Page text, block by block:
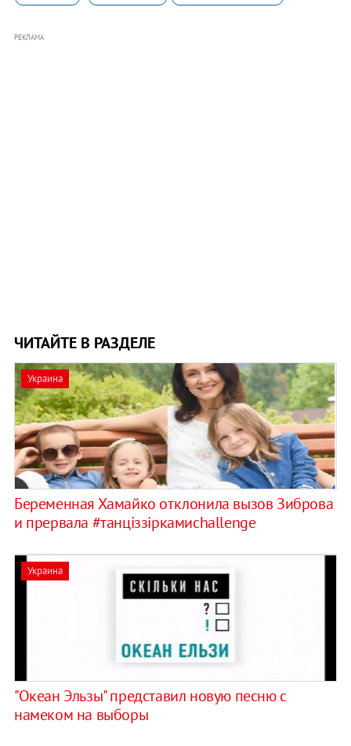
РЕКЛАМА
ЧИТАЙТЕ В РАЗДЕЛЕ
Украина
Беременная Хамайко отклонила вызов Зиброва
и прервала #танціззіркамиchallenge
Украина
"Океан Эльзы" представил новую песню с
намеком на выборы